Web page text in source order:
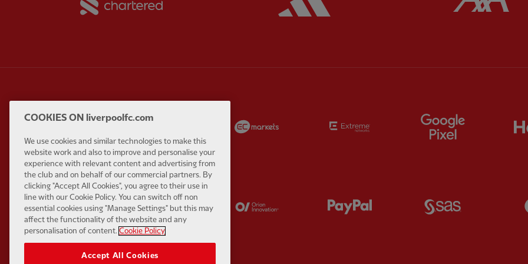
Partner:Carlsberg EA Sports Extreme Partner:
Partner:Kodansha Partner: Orion Partner: Paypal
COOKIES ON liverpoolfc.com
We use cookies and similar technologies to make this
website work and also to improve and personalise your
experience with relevant content and advertising from
the club and on behalf of our commercial partners. By
clicking "Accept All Cookies", you agree to their use in
line with our Cookie Policy. You can switch off non
essential cookies using "Manage Settings" but this may
affect the functionality of the website and any
personalisation of content. Cookie Policy
Accept All Cookies